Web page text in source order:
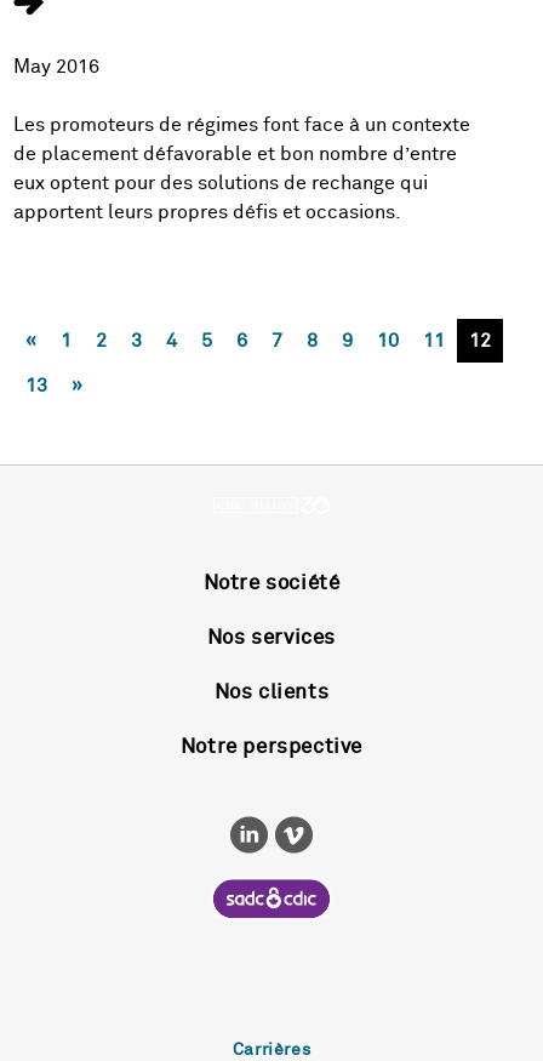
May 2016
Les promoteurs de régimes font face à un contexte
de placement défavorable et bon nombre d’entre
eux optent pour des solutions de rechange qui
apportent leurs propres défis et occasions.
« 1 2 3 4 5 6 7 8 9 10 11 12
13 »
Notre société
Nos services
Nos clients
Notre perspective
Carrières